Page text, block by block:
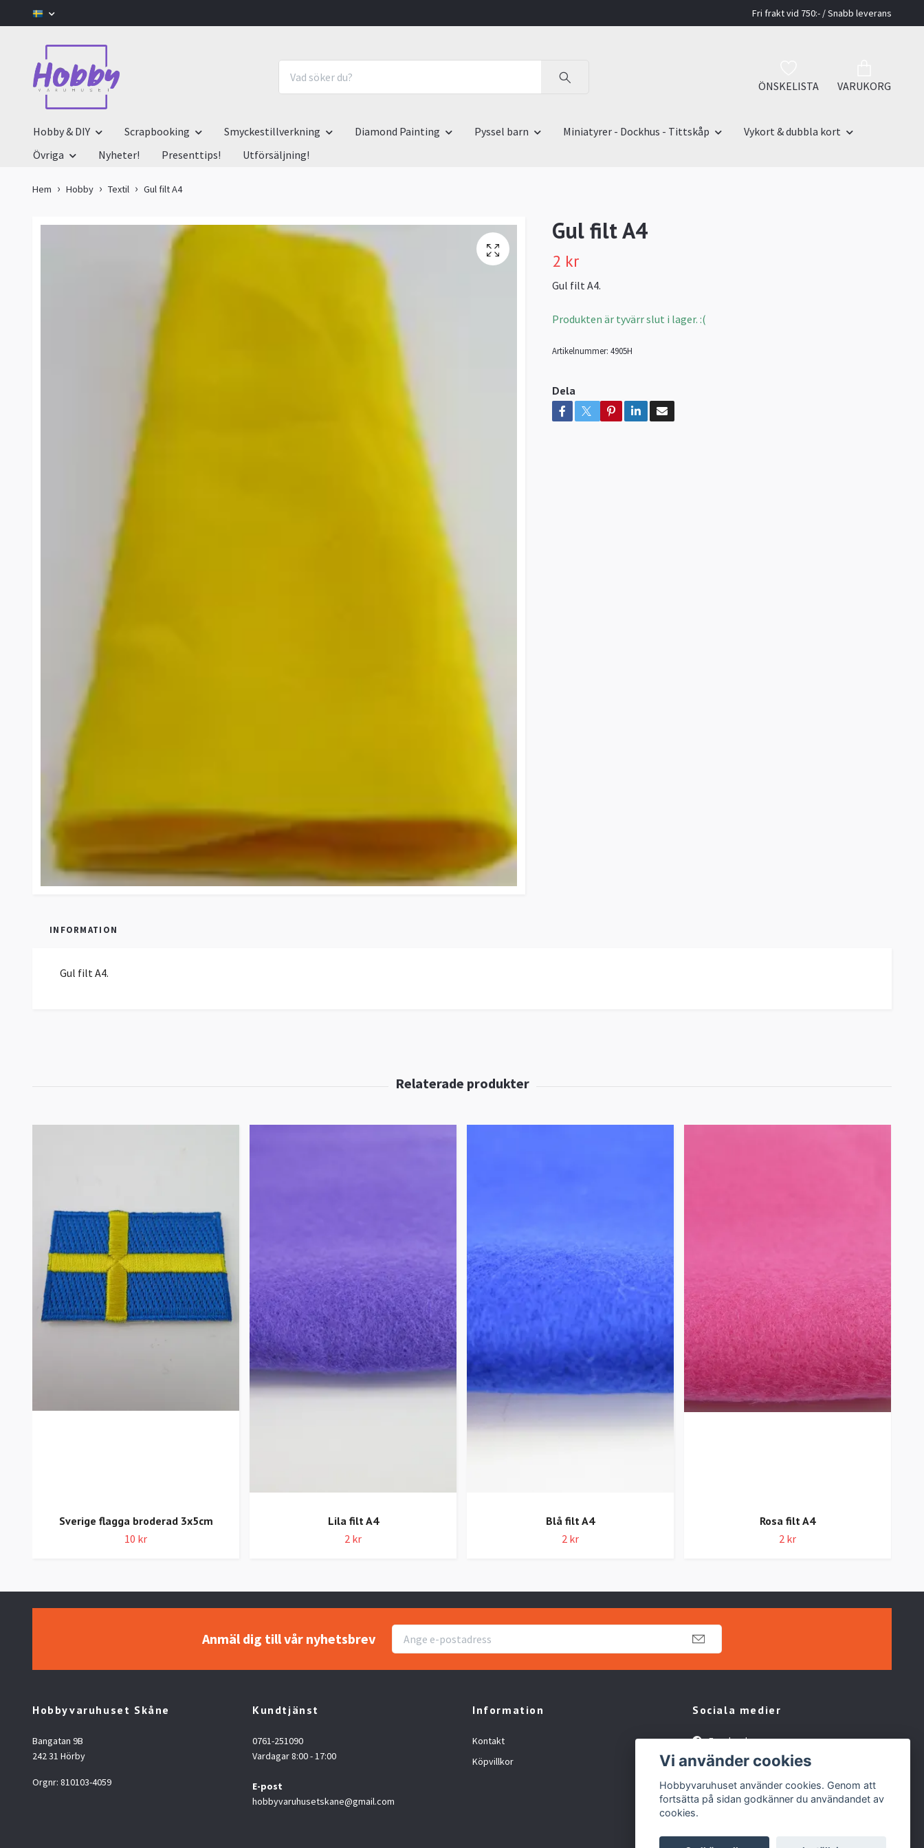
Fri frakt vid 750:- / Snabb leverans
ÖNSKELISTA VARUKORG
Hobby & DIY Scrapbooking Smyckestillverkning Diamond Painting Pyssel barn Miniatyrer - Dockhus - Tittskåp
Vykort & dubbla kort
Övriga
Nyheter! Presenttips! Utförsäljning!
Hem Hobby Textil Gul filt A4
Gul filt A4
2 kr
Gul filt A4.
Produkten är tyvärr slut i lager. :(
Artikelnummer: 4905H
Dela
INFORMATION
Gul filt A4.
Sverige flagga broderad 3x5cm
10 kr
Lila filt A4
2 kr
Blå filt A4
2 kr
Rosa filt A4
2 kr
Anmäl dig till vår nyhetsbrev
Hobbyvaruhuset Skåne
Bangatan 9B
242 31 Hörby
Orgnr: 810103-4059
Kundtjänst
0761-251090
Vardagar 8:00 - 17:00
E-post
hobbyvaruhusetskane@gmail.com
Information
Kontakt
Köpvillkor
Sociala medier
Facebook
TikTok
Vi använder cookies
Hobbyvaruhuset använder cookies. Genom att
fortsätta på sidan godkänner du användandet av
cookies.